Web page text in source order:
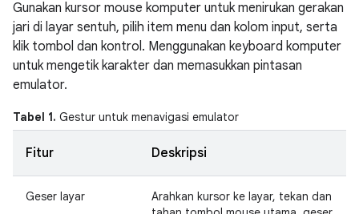
Gunakan kursor mouse komputer untuk menirukan gerakan
jari di layar sentuh, pilih item menu dan kolom input, serta
klik tombol dan kontrol. Menggunakan keyboard komputer
untuk mengetik karakter dan memasukkan pintasan
emulator.
Tabel 1. Gestur untuk menavigasi emulator
Fitur Deskripsi
Geser layar
Arahkan kursor ke layar, tekan dan